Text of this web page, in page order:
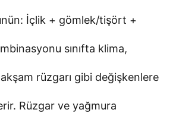
İçlik + gömlek/tişört +
sınıfta klima,
akşam rüzgarı gibi değişkenlere
Rüzgar ve yağmura